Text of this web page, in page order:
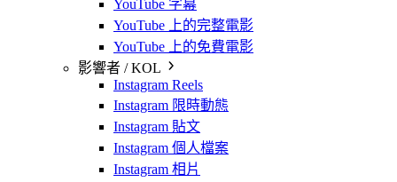
YouTube 字幕
YouTube 上的完整電影
YouTube 上的免費電影
影響者 / KOL
Instagram Reels
Instagram 限時動態
Instagram 貼文
Instagram 個人檔案
Instagram 相片